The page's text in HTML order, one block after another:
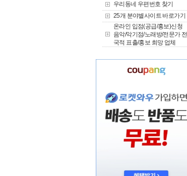
우리동네 우편번호 찾기
25개 분야별사이트 바로가기
온라인 입점(공급/홍보)신청
음악/악기점/노래방/전문가 전
국적 표출/홍보 희망 업체